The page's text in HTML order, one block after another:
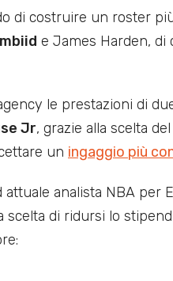
di costruire un roster
e James Harden,
le prestazioni di
Jr, grazie alla scelta
un ingaggio più
attuale analista NBA per
di ridursi lo